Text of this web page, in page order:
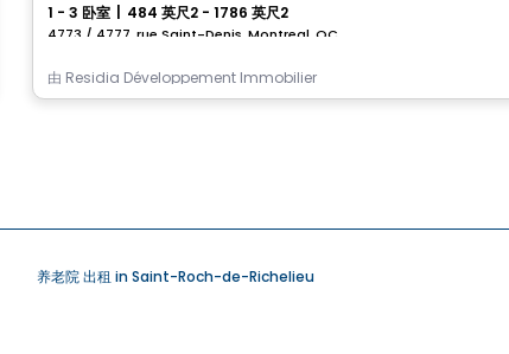
1 - 3 卧室 484 英尺2 - 1786 英尺2
4773 / 4777, rue Saint-Denis, Montreal, QC
由 Residia Développement Immobilier
养老院 出租 in Saint-Roch-de-Richelieu